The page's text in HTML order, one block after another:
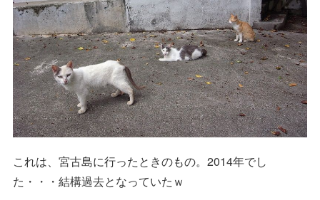
これは、宮古島に行ったときのもの。2014年でし
た・・・結構過去となっていたｗ